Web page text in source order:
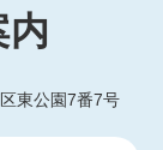
内
東公園7番7号